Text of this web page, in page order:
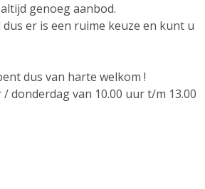
genoeg aanbod.
er is een ruime keuze en kunt u
dus van harte welkom !
donderdag van 10.00 uur t/m 13.00